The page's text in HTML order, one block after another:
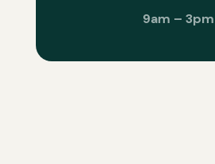
9am – 3pm